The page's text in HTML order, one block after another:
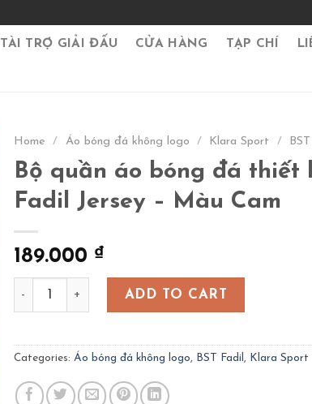
TÀI TRỢ GIẢI ĐẤU CỬA HÀNG TẠP CHÍ
Home / Áo bóng đá không logo / Klara Sport /
Bộ quần áo bóng đá thiết
Fadil Jersey – Màu Cam
189.000 ₫
Bộ quần áo bóng đá thiết kế Fadil Jersey – Màu
ADD TO CART
Categories: Áo bóng đá không logo, BST Fadil , Klara Sport